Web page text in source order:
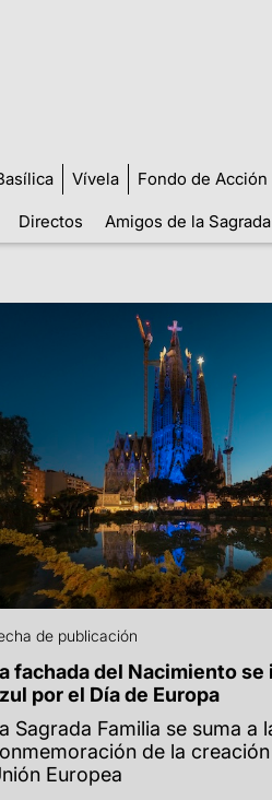
Vívela Fondo de Acción
Directos Amigos de la
de publicación
fachada del Nacimiento se
por el Día de Europa
Sagrada Familia se suma a
de la
Europea